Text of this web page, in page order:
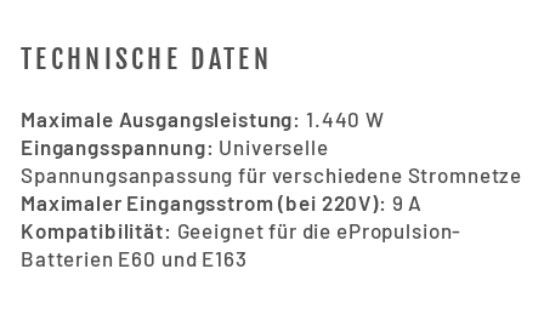
TECHNISCHE DATEN
Maximale Ausgangsleistung: 1.440 W
Eingangsspannung: Universelle
Spannungsanpassung für verschiedene Stromnetze
Maximaler Eingangsstrom (bei 220V): 9 A
Kompatibilität: Geeignet für die ePropulsion-
Batterien E60 und E163